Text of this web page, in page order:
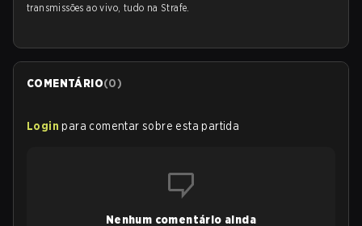
transmissões ao vivo, tudo na Strafe.
COMENTÁRIO(0)
Login para comentar sobre esta partida
Nenhum comentário ainda